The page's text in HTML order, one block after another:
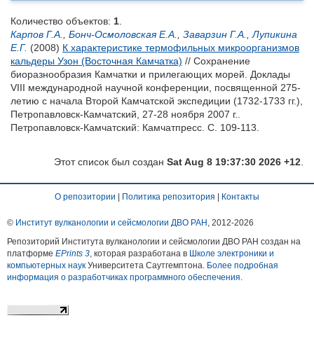
Количество объектов: 1
Карпов Г.А.
Бонч-Осмоловская Е.А. Заварзин Г.А.
Лупикина
Е.Г. (2008) К характеристике термофильных микроорганизмов
кальдеры Узон (Восточная Камчатка) // Сохранение
биоразнообразия Камчатки и прилегающих морей. Доклады
VIII международной научной конференции, посвященной 275-
летию с начала Второй Камчатской экспедиции (1732-1733 гг.),
Петропавловск-Камчатский, 27-28 ноября 2007 г..
Петропавловск-Камчатский: Камчатпресс. С. 109-113.
Этот список был создан Sat Aug 8 19:37:30 2026 +12
О репозитории Политика репозитория Контакты
© Институт вулканологии и сейсмологии ДВО РАН , 2012-2026
Репозиторий Института вулканологии и сейсмологии ДВО РАН создан на
платформе EPrints 3, которая разработана в Школе электроники и
компьютерных наук Университета Саутгемптона. Более подробная
информация о разработчиках программного обеспечения.